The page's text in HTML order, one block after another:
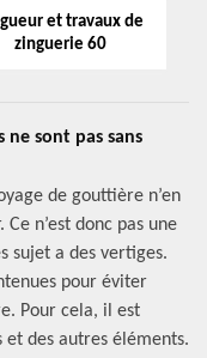
et travaux de
zinguerie 60
ne sont pas sans
de gouttière n’en
n’est donc pas une
sujet a des vertiges.
pour éviter
Pour cela, il est
et des autres éléments.